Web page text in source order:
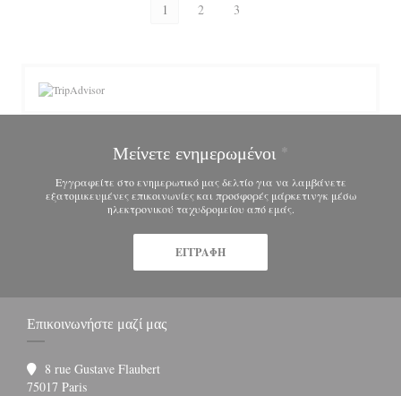
1 2 3
Μείνετε ενημερωμένοι *
Εγγραφείτε στο ενημερωτικό μας δελτίο για να λαμβάνετε
εξατομικευμένες επικοινωνίες και προσφορές μάρκετινγκ μέσω
ηλεκτρονικού ταχυδρομείου από εμάς.
ΕΓΓΡΑΦΉ
Επικοινωνήστε μαζί μας
8 rue Gustave Flaubert
75017 Paris((ανοίγει σε νέο παράθυρο))